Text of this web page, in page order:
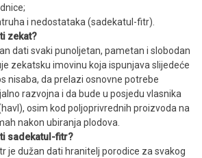
i nedostataka (sadekatul-fitr).
zekat?
dati svaki punoljetan, pametan i slobodan
zekatsku imovinu koja ispunjava slijedeće
nisaba, da prelazi osnovne potrebe
razvojna i da bude u posjedu vlasnika
osim kod poljoprivrednih proizvoda na
nakon ubiranja plodova.
sadekatul-fitr?
je dužan dati hranitelj porodice za svakog